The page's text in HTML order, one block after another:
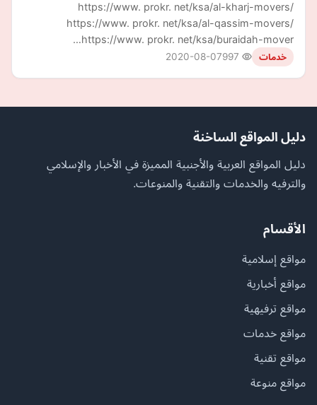
https://www. prokr. net/ksa/al-kharj-movers/
https://www. prokr. net/ksa/al-qassim-movers/
https://www. prokr. net/ksa/buraidah-mover…
خدمات 2020-08-07
دليل المواقع الساخنة
دليل المواقع العربية والأجنبية المميزة في الأخبار والإسلامي
والترفيه والخدمات والتقنية والمنوعات.
الأقسام
مواقع إسلامية
مواقع أخبارية
مواقع ترفيهية
مواقع خدمات
مواقع تقنية
مواقع منوعة